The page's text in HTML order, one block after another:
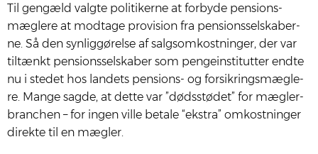
Til gen­gæld valg­te poli­ti­ker­ne at for­by­de pen­sions­
mæg­le­re at mod­ta­ge pro­vi­sion fra pen­sions­sel­ska­ber­
ne. Så den syn­lig­gø­rel­se af salgsom­kost­nin­ger, der var
til­tænkt pen­sions­sel­ska­ber som pen­ge­in­sti­tut­ter end­te
nu i ste­det hos lan­dets pen­sions- og for­sik­rings­mæg­le­
re. Man­ge sag­de, at det­te var ”døds­stø­det” for mæg­ler­
bran­chen – for ingen vil­le beta­le “ekstra” omkost­nin­ger
direk­te til en mæg­ler.